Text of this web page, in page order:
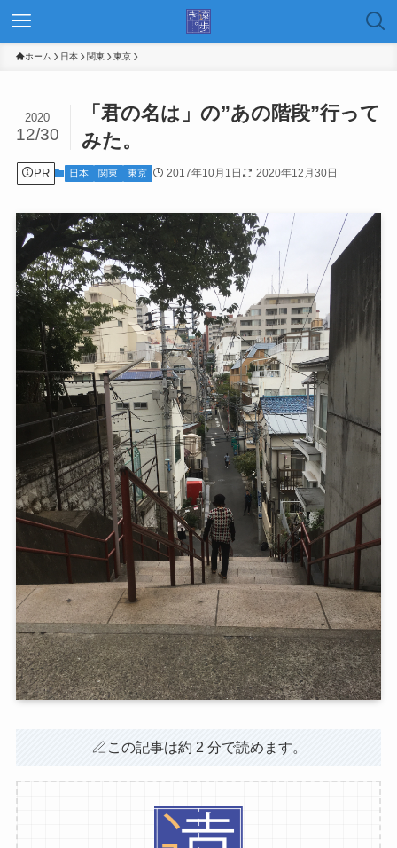
ホーム 日本 関東 東京
「君の名は」の”あの階段”行って
みた。
2020
12/30
PR 日本 関東 東京 2017年10月1日 2020年12月30日
この記事は約 2 分で読めます。